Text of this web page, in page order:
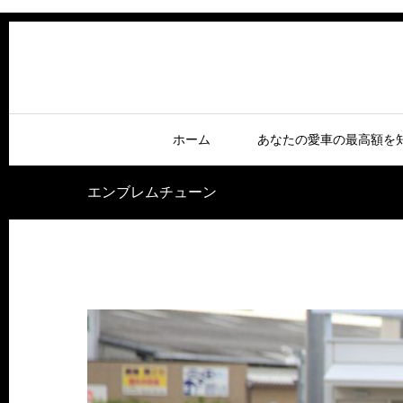
ホーム あなたの愛車の最高額を
エンブレムチューン